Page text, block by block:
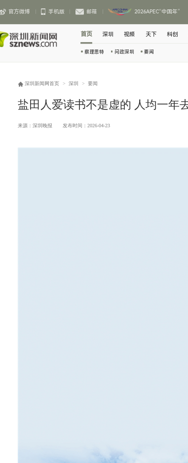
官方微博 手机版 邮箱 2026APEC“中国年”
首页
察理思特 问政深圳 要闻
深圳 视频 天下 科创
深圳新闻网首页 > 深圳 > 要闻
盐田人爱读书不是虚的 人均一年
来源：深圳晚报 发布时间：2026-04-23